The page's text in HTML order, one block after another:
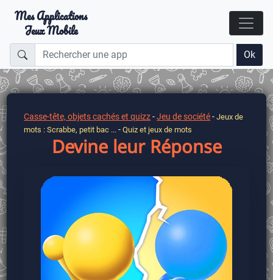
Mes Applications
Jeux Mobile
Ok
Casse-tête, objets cachés et quizz-Jeu de société-Jeux de
mots : Scrabbe, petit bac ... -Quiz et jeux de mots
Devine leur Réponse